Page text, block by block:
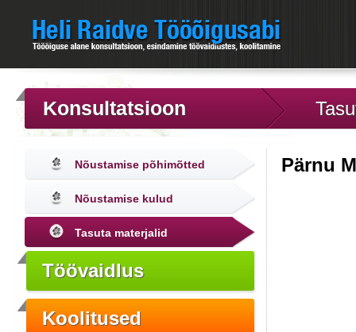
Konsultatsioon
Pärnu
Nõustamise põhimõtted
Nõustamise kulud
Tasuta materjalid
Töövaidlus
Koolitused